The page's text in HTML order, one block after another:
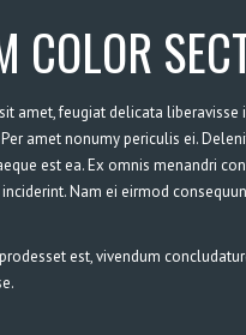
COLOR
amet, feugiat delicata
amet nonumy periculis ei.
est ea. Ex omnis menandri
Nam ei eirmod
est, vivendum